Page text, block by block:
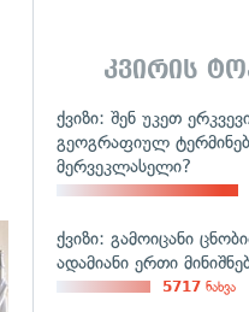
კვირის
ქვიზი: შენ უკეთ
გეოგრაფიულ
მერვეკლასელი?
ქვიზი: გამოიცანი
ადამიანი ერთი
5717 ნახვა